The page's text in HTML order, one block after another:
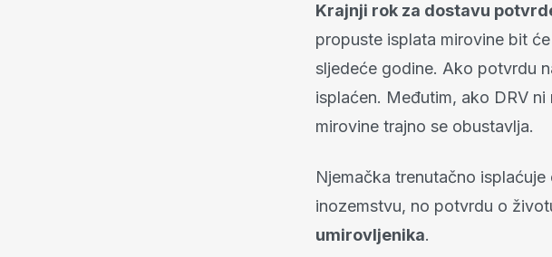
Krajnji rok za dostavu
propuste isplata mirovine bit
sljedeće godine. Ako potvrdu
isplaćen. Međutim, ako DRV
mirovine trajno se obustavlja.
Njemačka trenutačno isplaćuje
inozemstvu, no potvrdu o
umirovljenika.